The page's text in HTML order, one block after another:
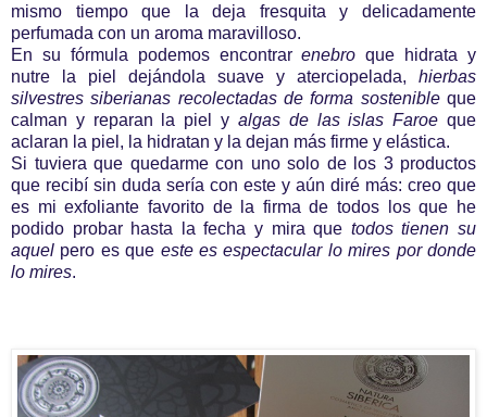
mismo tiempo que la deja fresquita y delicadamente
perfumada con un aroma maravilloso.
En su fórmula podemos encontrarenebroque hidrata y
nutre la piel dejándola suave y aterciopelada, hierbas
silvestres siberianas recolectadas de forma sostenible que
calman y reparan la piel y algas de las islas Faroe que
aclaran la piel, la hidratan y la dejan más firme y elástica.
Si tuviera que quedarme con uno solo de los 3 productos
que recibí sin duda sería con este y aún diré más: creo que
es mi exfoliante favorito de la firma de todos los que he
podido probar hasta la fecha y mira que todos tienen su
aquel pero es que este es espectacular lo mires por donde
lo mires.